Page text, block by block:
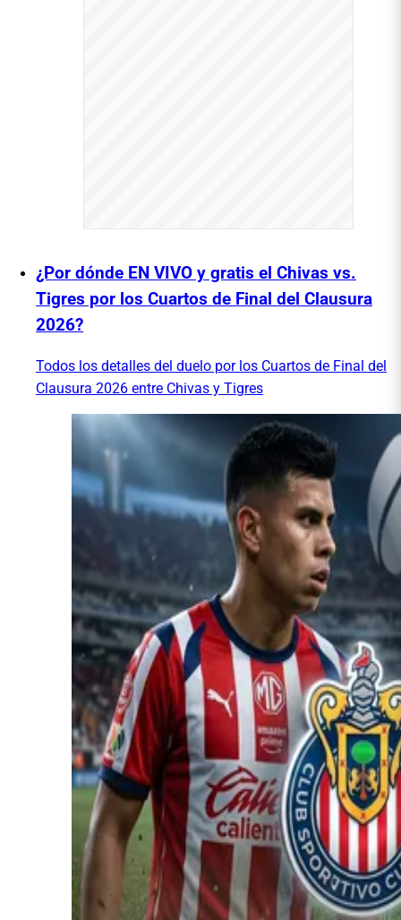
¿Por dónde EN VIVO y gratis el Chivas vs.
Tigres por los Cuartos de Final del Clausura
2026?
Todos los detalles del duelo por los Cuartos de Final del
Clausura 2026 entre Chivas y Tigres